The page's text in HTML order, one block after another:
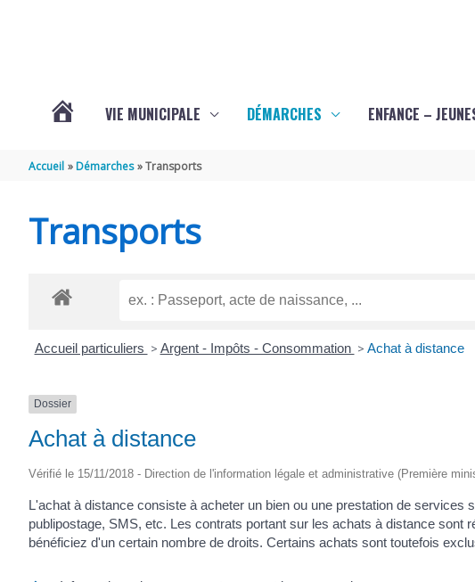
GEMME
VIE MUNICIPALE DÉMARCHES ENFANCE –
Accueil Démarches Transports
Transports
Accueil particuliers > Argent - Impôts - Consommation > Achat à distance
Dossier
Achat à distance
Vérifié le 15/11/2018 - Direction de l'information légale et administrative (Première
L'achat à distance consiste à acheter un bien ou une prestation de services
publipostage, SMS, etc. Les contrats portant sur les achats à distance sont
bénéficiez d'un certain nombre de droits. Certains achats sont toutefois